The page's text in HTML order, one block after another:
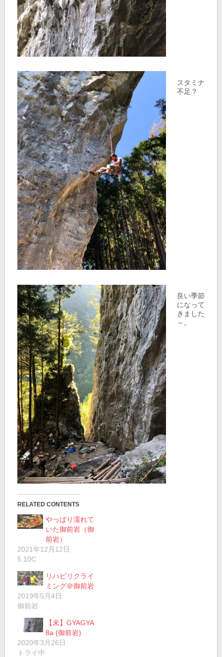
スタミナ
不足？
良い季節
になって
きました
～。
RELATED CONTENTS
やっぱり濡れて
いた御前岩（御
前岩）
2021年12月12日
5.10C
リハビリクライ
ミング＠御前岩
2019年5月4日
御前岩
【未】GYAGYA
8a (御前岩)
2020年3月26日
トライ中